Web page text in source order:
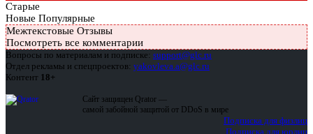
Старые
Новые Популярные
Межтекстовые Отзывы
Посмотреть все комментарии
Вопросы по материалам и подписке: support@glc.ru
Отдел рекламы и спецпроектов: yakovleva.a@glc.ru
Контент 18+
Сайт защищен Qrator —
самой забойной защитой от DDoS в мире
Подписка для физлиц
Подписка для юрлиц